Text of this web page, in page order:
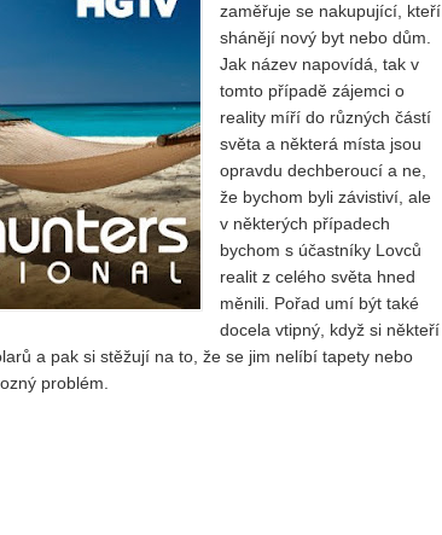
zaměřuje se nakupující, kteří
shánějí nový byt nebo dům.
Jak název napovídá, tak v
tomto případě zájemci o
reality míří do různých částí
světa a některá místa jsou
opravdu dechberoucí a ne,
že bychom byli závistiví, ale
v některých případech
bychom s účastníky Lovců
realit z celého světa hned
měnili. Pořad umí být také
docela vtipný, když si někteří
a pak si stěžují na to, že se jim nelíbí tapety nebo
problém.